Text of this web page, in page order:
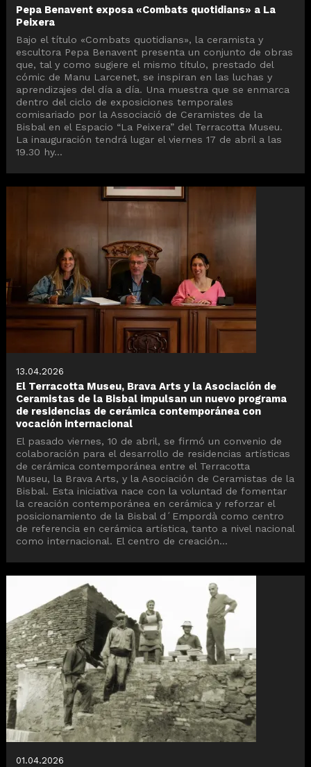
Pepa Benavent exposa «Combats quotidians» a La
Peixera
Bajo el título «Combats quotidians», la ceramista y
escultora Pepa Benavent presenta un conjunto de obras
que, tal y como sugiere el mismo título, prestado del
cómic de Manu Larcenet, se inspiran en las luchas y
aprendizajes del día a día. Una muestra que se enmarca
dentro del ciclo de exposiciones temporales
comisariado por la Associació de Ceramistes de la
Bisbal en el Espacio “La Peixera” del Terracotta Museu.
La inauguración tendrá lugar el viernes 17 de abril a las
19.30 hy...
13.04.2026
El Terracotta Museu, Brava Arts y la Asociación de
Ceramistas de la Bisbal impulsan un nuevo programa
de residencias de cerámica contemporánea con
vocación internacional
El pasado viernes, 10 de abril, se firmó un convenio de
colaboración para el desarrollo de residencias artísticas
de cerámica contemporánea entre el Terracotta
Museu, la Brava Arts, y la Asociación de Ceramistas de la
Bisbal. Esta iniciativa nace con la voluntad de fomentar
la creación contemporánea en cerámica y reforzar el
posicionamiento de la Bisbal d´Empordà como centro
de referencia en cerámica artística, tanto a nivel nacional
como internacional. El centro de creación...
01.04.2026